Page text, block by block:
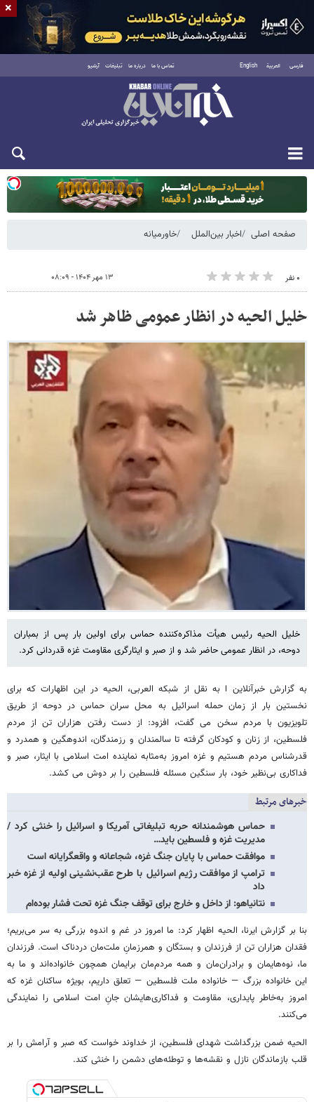
فارسی العربية English تماس با ما درباره ما تبلیغات آرشیو
دوشنبه ۱۹ مرداد ۱۴۰۵
صفحه اصلی اخبار بین‌الملل خاورمیانه
۰ نفر ۱۳ مهر ۱۴۰۴ - ۰۸:۰۹
خلیل الحیه در انظار عمومی ظاهر شد
خلیل الحیه رئیس هیأت مذاکره‌کننده حماس برای اولین بار پس از بمباران
دوحه، در انظار عمومی حاضر شد و از صبر و ایثارگری مقاومت غزه قدردانی کرد.
به گزارش خبرآنلاین ا به نقل از شبکه العربی، الحیه در این اظهارات که برای
نخستین بار از زمان حمله اسرائیل به محل سران حماس در دوحه از طریق
تلویزیون با مردم سخن می گفت، افزود: از دست رفتن هزاران تن از مردم
فلسطین، از زنان و کودکان گرفته تا سالمندان و رزمندگان، اندوهگین و همدرد و
قدرشناس مردم هستیم و غزه امروز به‌مثابه نماینده امت اسلامی با ایثار، صبر و
فداکاری بی‌نظیر خود، بار سنگین مسئله فلسطین را بر دوش می کشد.
خبرهای مرتبط
حماس هوشمندانه حربه تبلیغاتی آمریکا و اسرائیل را خنثی کرد /
مدیریت غزه و فلسطین باید…
موافقت حماس با پایان جنگ غزه، شجاعانه و واقعگرایانه است
ترامپ از موافقت رژیم اسرائیل با طرح عقب‌نشینی اولیه از غزه خبر
داد
نتانیاهو: از داخل و خارج برای توقف جنگ غزه تحت فشار بوده‌ام
بنا بر گزارش ایرنا، الحیه اظهار کرد: ما امروز در غم و اندوه بزرگی به سر می‌بریم؛
فقدان هزاران تن از فرزندان و بستگان و همرزمانِ ملت‌مان دردناک است. فرزندان
ما، نوه‌هایمان و برادران‌مان و همه مردم‌مان برایمان همچون خانواده‌اند و ما به
این خانواده بزرگ — خانواده ملت فلسطین — تعلق داریم، بویژه ساکنان غزه که
امروز به‌خاطر پایداری، مقاومت و فداکاری‌هایشان جانِ امت اسلامی را نمایندگی
می‌کنند.
الحیه ضمن بزرگداشت شهدای فلسطین، از خداوند خواست که صبر و آرامش را بر
قلب بازماندگان نازل و نقشه‌ها و توطئه‌های دشمن را خنثی کند.
×